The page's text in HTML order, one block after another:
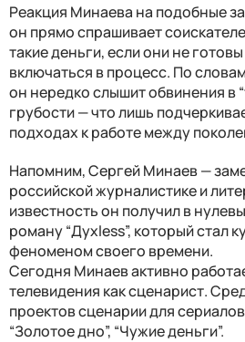
Реакция Минаева на подобные
он прямо спрашивает
такие деньги, если они не
включаться в процесс. По
он нередко слышит обвинения в
грубости — что лишь
подходах к работе между
Напомним, Сергей Минаев —
российской журналистике и
известность он получил в
роману “Духless”, который стал
феноменом своего времени.
Сегодня Минаев активно
телевидения как сценарист.
проектов сценарии для
“Золотое дно”, “Чужие деньги”.